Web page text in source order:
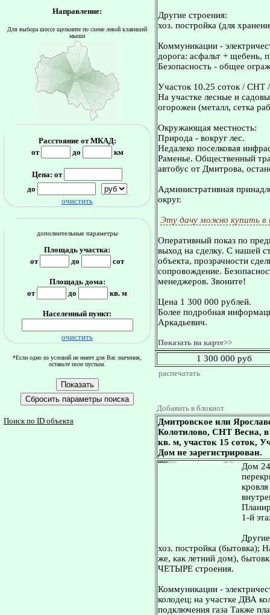
Направление:
Для выбора шоссе щелкните по схеме левой клавишей
мыши
Расстояние от МКАД:
от
до км
Цена: от
до
очистить
дополнительные параметры
Площадь участка:
от
до сот
Площадь дома:
от
до кв. м
Населенный пункт:
очистить
*Если одно из условий не имеет для Вас значения,
оставьте поле пустым.
Поиск по ID объекта
Другие строения:
хоз. постройка (для
Коммуникации -
дорога: асфальт + щебень,
Безопасность - общее
Участок 10.25 соток / СНТ
На участке лесные и
огорожен (металл, сетка
Окружающая местность:
Природа - вокруг лес.
Недалеко поселковая
Раменье. Общественный
автобус от Дмитрова,
Административная
округ.
Эту дачу можно купить в
Оперативный показ по
выход на сделку. С нашей
объекта, прозрачности
сопровождение.
менеджеров. Звоните!
Цена 1 300 000 рублей.
Более подробная
Аркадьевич.
Показать на карте>>
1 300 000 руб
распечатать
Добавить в блокнот
Дмитровское или
Колотилово, СНТ Весна,
кв. м, участок 15 соток,
Дом не зарегистрирован.
Дом
1-й
хоз. постройка
же, как летний дом),
ЧЕТЫРЕ строения.
Коммуникации -
колодец; на участке ДВА
подключения газа Также